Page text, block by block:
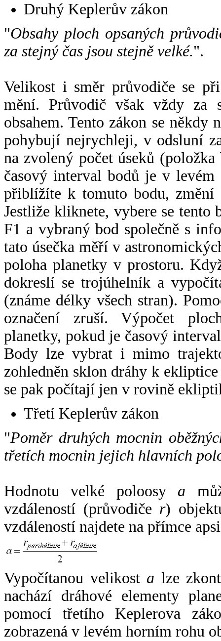
Druhý Keplerův zákon
"Obsahy ploch opsaných
za stejný čas jsou stejně velké.".
Velikost i směr průvodiče se
mění. Průvodič však vždy za
obsahem. Tento zákon se někdy
pohybují nejrychleji, v odsluní
na zvolený počet úseků
časový interval bodů je v
přiblížíte k tomuto bodu,
Jestliže kliknete, vybere se tento
F1 a vybraný bod společně s
tato úsečka měří v
poloha planetky v prostoru.
dokreslí se trojúhelník a
(známe délky všech stran).
označení zruší. Výpočet
planetky, pokud je časový
Body lze vybrat i mimo
zohledněn sklon dráhy k
se pak počítají jen v rovině
Třetí Keplerův zákon
"Poměr druhých mocnin
třetích mocnin jejich hlavních
Hodnotu velké poloosy a
vzdáleností (průvodiče r)
vzdáleností najdete na přímce
Vypočítanou velikost a lze
nachází dráhové elementy
pomocí třetího Keplerova
zobrazená v levém horním rohu